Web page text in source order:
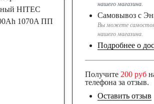
нашего магазина.
Самовывоз с
Вы можете
нашего магазина.
Подробнее о
Получите 200 руб
телефона за отзыв.
Оставить отзыв